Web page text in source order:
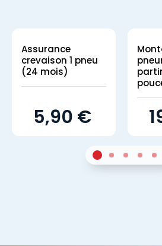
Assurance
crevaison 1 pneu
(24 mois)
5,90 €
Sur 42Sur 43Sur 44Sur 45